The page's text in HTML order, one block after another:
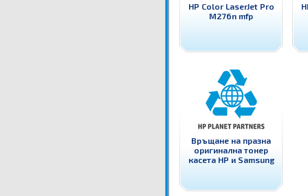
HP Color LaserJet Pro
M276n mfp
Връщане на празна
оригинална тонер
касета HP и Samsung